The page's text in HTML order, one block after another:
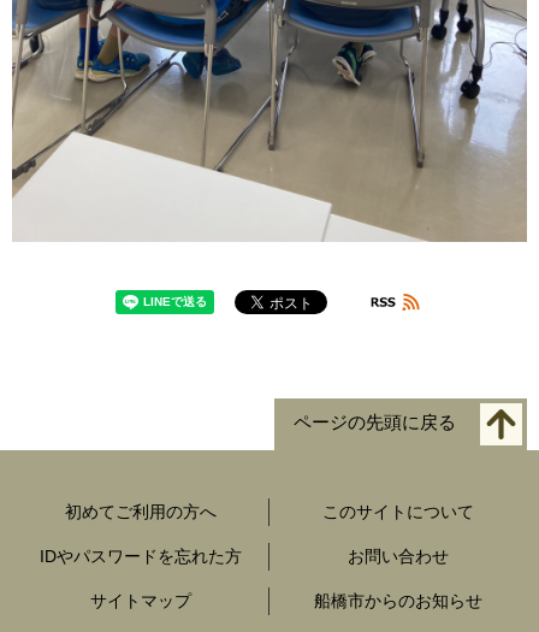
ページの先頭に戻る
初めてご利用の方へ このサイトについて
IDやパスワードを忘れた方 お問い合わせ
サイトマップ 船橋市からのお知らせ